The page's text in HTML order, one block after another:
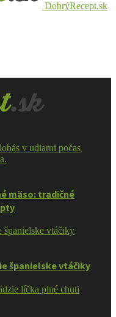
DobrýRecept.sk
mäso: tradičné
španielske vtáčiky